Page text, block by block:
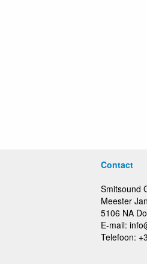
Contact
Smitsound
Meester
5106 NA
E-mail:
Telefoon: